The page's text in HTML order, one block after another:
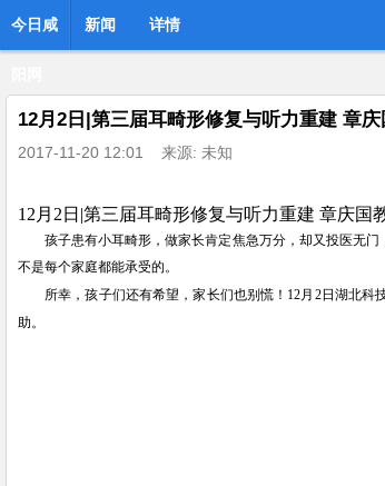
今日咸 新闻 详情
12月2日|第三届耳畸形修复与听力重建 章
2017-11-20 12:01 来源: 未知
12 月 2 日 |第三届耳畸形修复与听力重建 章庆国
孩子患有小耳畸形，做家长肯定焦急万分，却又投医无
不是每个家庭都能承受的。
所幸，孩子们还有希望，家长们也别慌！ 12月 2日 湖北科
助。